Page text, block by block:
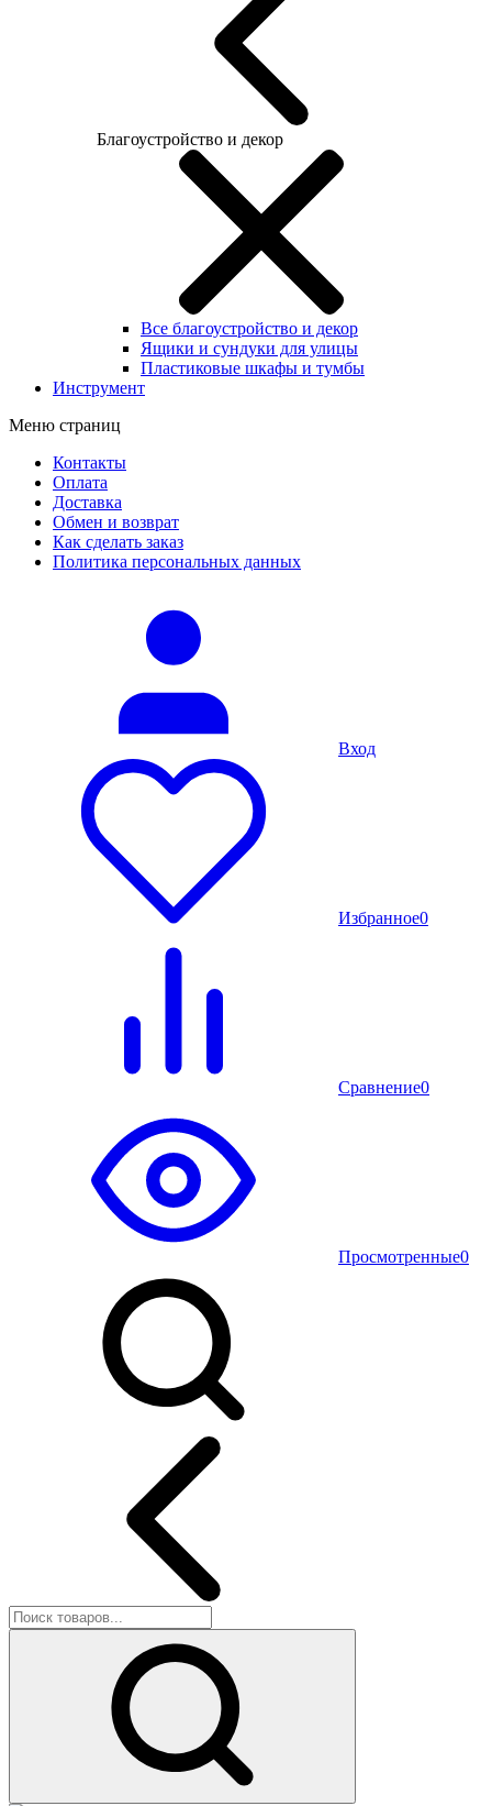
Благоустройство и декор
Все благоустройство и декор
Ящики и сундуки для улицы
Пластиковые шкафы и тумбы
Инструмент
Меню страниц
Контакты
Оплата
Доставка
Обмен и возврат
Как сделать заказ
Политика персональных данных
Вход
Избранное0
Сравнение0
Просмотренные0